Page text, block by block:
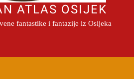
ATLAS OSIJEK
fantastike i fantazije iz Osijeka